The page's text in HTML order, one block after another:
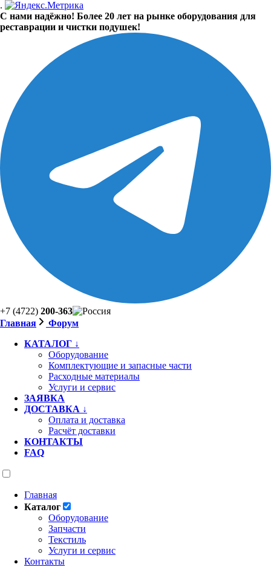
.
С нами надёжно! Более 20 лет на рынке оборудования для
реставрации и чистки подушек!
+7 (4722) 200-363
Главная
Форум
КАТАЛОГ ↓
Оборудование
Комплектующие и запасные части
Расходные материалы
Услуги и сервис
ЗАЯВКА
ДОСТАВКА ↓
Оплата и доставка
Расчёт доставки
КОНТАКТЫ
FAQ
Главная
Каталог
Оборудование
Запчасти
Текстиль
Услуги и сервис
Контакты